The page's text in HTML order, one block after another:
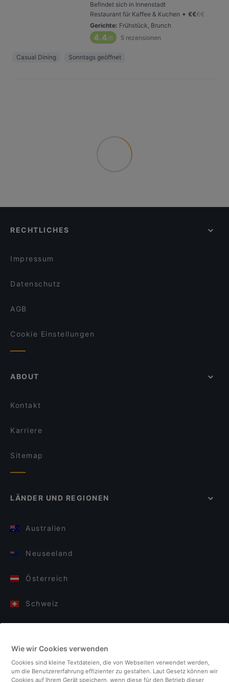
Befindet sich in Innenstadt
Restaurant für Kaffee & Kuchen • €€€€
Gerichte: Frühstück, Brunch
4.4/6 5 rezensionen
Casual Dining Sonntags geöffnet
RECHTLICHES
Impressum
Datenschutz
AGB
Cookie Einstellungen
ABOUT
Kontakt
Karriere
Sitemap
LÄNDER UND REGIONEN
Australien
Neuseeland
Österreich
Schweiz
Italien
Finnland
Wie wir Cookies verwenden
Cookies sind kleine Textdateien, die von Webseiten verwendet werden,
um die Benutzererfahrung effizienter zu gestalten. Laut Gesetz können wir
Cookies auf Ihrem Gerät speichern, wenn diese für den Betrieb dieser